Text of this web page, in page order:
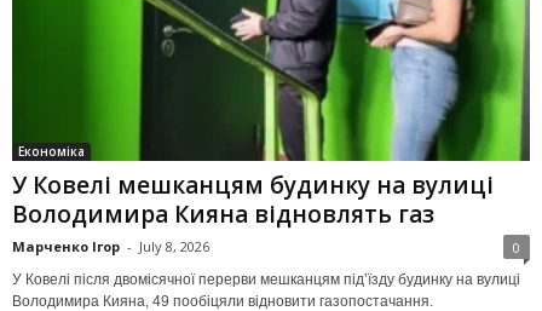
Економіка
У Ковелі мешканцям будинку на вулиці
Володимира Кияна відновлять газ
Марченко Ігор - July 8, 2026 0
У Ковелі після двомісячної перерви мешканцям під’їзду будинку на вулиці
Володимира Кияна, 49 пообіцяли відновити газопостачання.